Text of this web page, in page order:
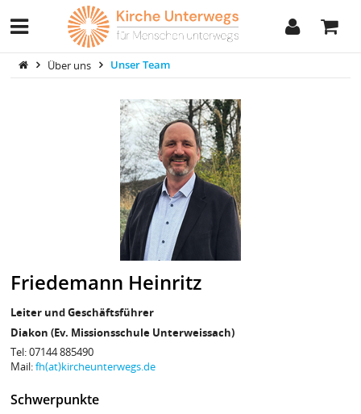
Über uns Unser Team
Friedemann Heinritz
Leiter und Geschäftsführer
Diakon (Ev. Missionsschule Unterweissach)
Tel: 07144 885490
Mail:fh(at)kircheunterwegs.de
Schwerpunkte